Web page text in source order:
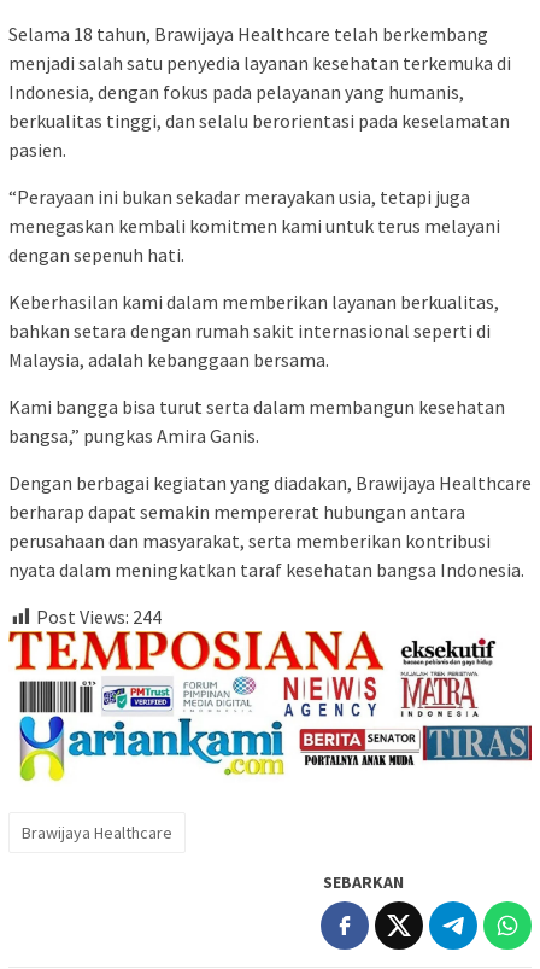
Selama 18 tahun, Brawijaya Healthcare telah berkembang
menjadi salah satu penyedia layanan kesehatan terkemuka di
Indonesia, dengan fokus pada pelayanan yang humanis,
berkualitas tinggi, dan selalu berorientasi pada keselamatan
pasien.
“Perayaan ini bukan sekadar merayakan usia, tetapi juga
menegaskan kembali komitmen kami untuk terus melayani
dengan sepenuh hati.
Keberhasilan kami dalam memberikan layanan berkualitas,
bahkan setara dengan rumah sakit internasional seperti di
Malaysia, adalah kebanggaan bersama.
Kami bangga bisa turut serta dalam membangun kesehatan
bangsa,” pungkas Amira Ganis.
Dengan berbagai kegiatan yang diadakan, Brawijaya Healthcare
berharap dapat semakin mempererat hubungan antara
perusahaan dan masyarakat, serta memberikan kontribusi
nyata dalam meningkatkan taraf kesehatan bangsa Indonesia.
Post Views: 244
Brawijaya Healthcare
SEBARKAN